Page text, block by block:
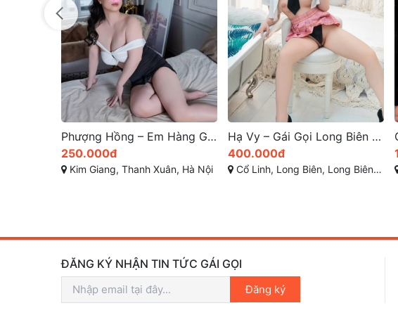
Phượng Hồng – Em Hàng Gái Gọi Giá Rẻ, Body Gợi Cảm, Vẻ Đẹp Hoàn Mỹ – Gái Gọi Thanh Xuân
Xuân, Hà Nội
Hạ Vy – Gái Gọi Long Biên Xinh Non Ngon Tơ
400.000đ
Cổ Linh, Long Biên, Long Biên, Hà Nội
Đã xác thực
Ship Tận Nơi
1.200.000đ
Trâu Quỳ, Gia Lâm, Hà Nội
ĐĂNG KÝ NHẬN TIN TỨC GÁI GỌI
Đăng ký